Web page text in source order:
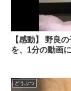
【感動】 野良
を、1分の動画
どうぶつ